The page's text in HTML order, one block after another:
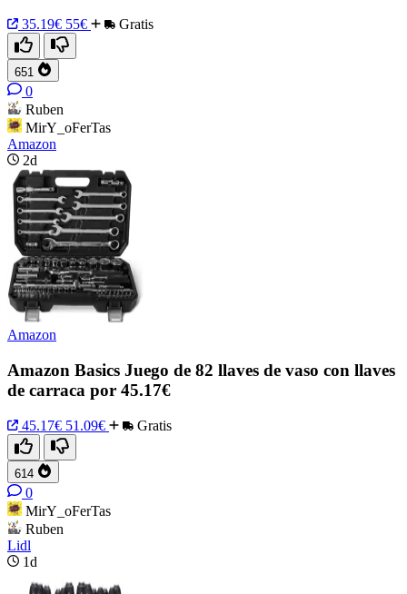
35.19€ 55€ Gratis
651
0
Ruben
MirY_oFerTas
Amazon
2d
Amazon
Amazon Basics Juego de 82 llaves de vaso con llaves
de carraca por 45.17€
45.17€ 51.09€ Gratis
614
0
MirY_oFerTas
Ruben
Lidl
1d